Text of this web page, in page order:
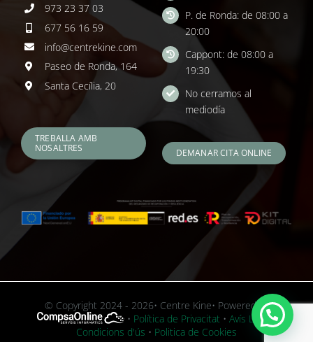
973 23 37 03
677 56 16 59
info@centrekine.com
Paseo de Ronda, 164
Santa Cecília, 20
TREBALLA AMB
NOSALTRES
P. de Ronda: de 08:00 a
20:00
Cappont: de 08:00 a
19:30
No cerramos al
mediodía
DEMANAR CITA ONLINE
© Copyright 2024 - 2026• Centre Kine• Powered by
• Política de Privacitat • Avís Legal i
Condicions d'ús • Politica de Cookies